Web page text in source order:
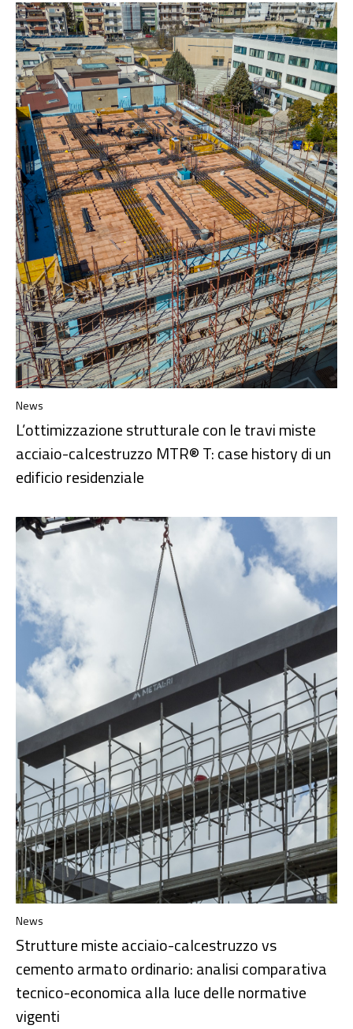
News
L’ottimizzazione strutturale con le travi miste
acciaio-calcestruzzo MTR® T: case history di un
edificio residenziale
News
Strutture miste acciaio-calcestruzzo vs
cemento armato ordinario: analisi comparativa
tecnico-economica alla luce delle normative
vigenti